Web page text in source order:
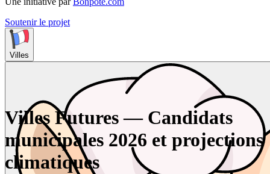
Soutenir le projet
Villes
Villes Futures — Candidats
municipales 2026 et projections
climatiques